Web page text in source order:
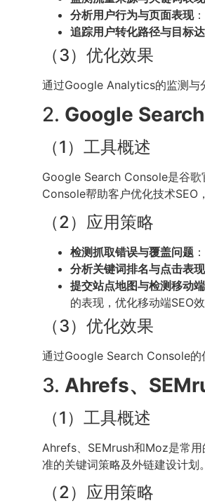
分析用户行为与页面表现
追踪用户转化路径与目标
（3）优化效果
通过Google Analytics的监测与
2. Google Search
（1）工具概述
Google Search Console是谷歌
Console帮助客户优化技术SEO
（2）应用策略
检测抓取错误与覆盖问题
分析关键词排名与点击表现
提交站点地图与检测移动
的表现，优化移动端SEO效
（3）优化效果
通过Google Search Console的
3. Ahrefs、
（1）工具概述
Ahrefs、SEMrush和Moz是常
准的关键词策略及外链建设计划。
（2）应用策略